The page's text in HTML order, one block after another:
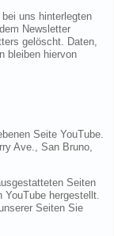
uns hinterlegten
Newsletter
gelöscht. Daten,
bleiben hiervon
Seite YouTube.
Ave., San Bruno,
Seiten
hergestellt.
Seiten Sie